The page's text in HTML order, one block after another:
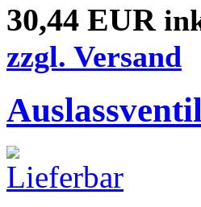
30,44 EUR
zzgl. Versand